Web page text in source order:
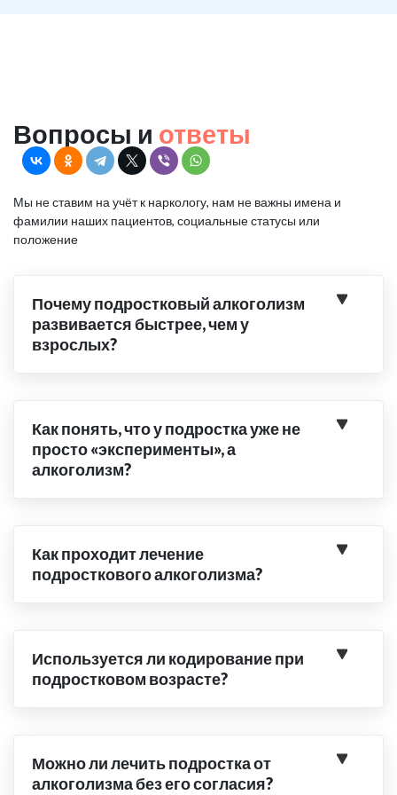
Вопросы и ответы
Мы не ставим на учёт к наркологу, нам не важны имена и
фамилии наших пациентов, социальные статусы или
положение
Почему подростковый алкоголизм
развивается быстрее, чем у
взрослых?
Как понять, что у подростка уже не
просто «эксперименты», а
алкоголизм?
Как проходит лечение
подросткового алкоголизма?
Используется ли кодирование при
подростковом возрасте?
Можно ли лечить подростка от
алкоголизма без его согласия?